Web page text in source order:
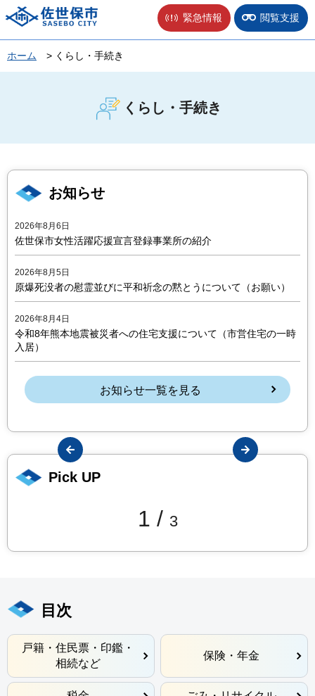
佐世保市 緊急情報 閲覧支援
ホーム > くらし・手続き
くらし・手続き
お知らせ
2026年8月6日
佐世保市女性活躍応援宣言登録事業所の紹介
2026年8月5日
原爆死没者の慰霊並びに平和祈念の黙とうについて（お願い）
2026年8月4日
令和8年熊本地震被災者への住宅支援について（市営住宅の一時
入居）
お知らせ一覧を見る
Pick UP
1 / 3
目次
戸籍・住民票・印鑑・
相続など
保険・年金